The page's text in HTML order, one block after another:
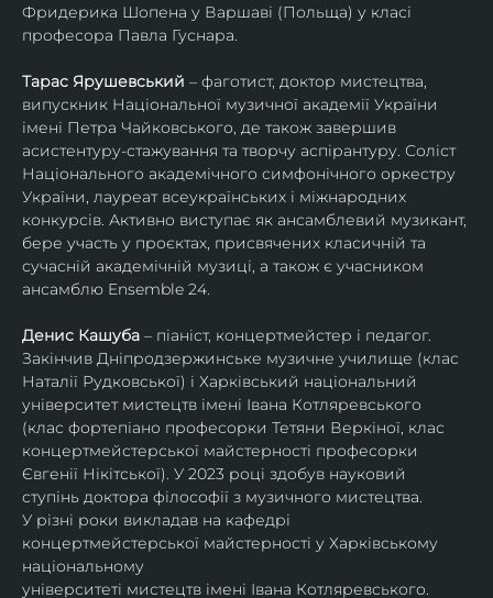
Фридерика Шопена у Варшаві (Польща) у класі
професора Павла Гуснара.
Тарас Ярушевський – фаготист, доктор мистецтва,
випускник Національної музичної академії України
імені Петра Чайковського, де також завершив
асистентуру-стажування та творчу аспірантуру. Соліст
Національного академічного симфонічного оркестру
України, лауреат всеукраїнських і міжнародних
конкурсів. Активно виступає як ансамблевий музикант,
бере участь у проєктах, присвячених класичній та
сучасній академічній музиці, а також є учасником
ансамблю Ensemble 24.
Денис Кашуба – піаніст, концертмейстер і педагог.
Закінчив Дніпродзержинське музичне училище (клас
Наталії Рудковської) і Харківський національний
університет мистецтв імені Івана Котляревського
(клас фортепіано професорки Тетяни Веркіної, клас
концертмейстерської майстерності професорки
Євгенії Нікітської). У 2023 році здобув науковий
ступінь доктора філософії з музичного мистецтва.
У різні роки викладав на кафедрі
концертмейстерської майстерності у Харківському
національному
університеті мистецтв імені Івана Котляревського.